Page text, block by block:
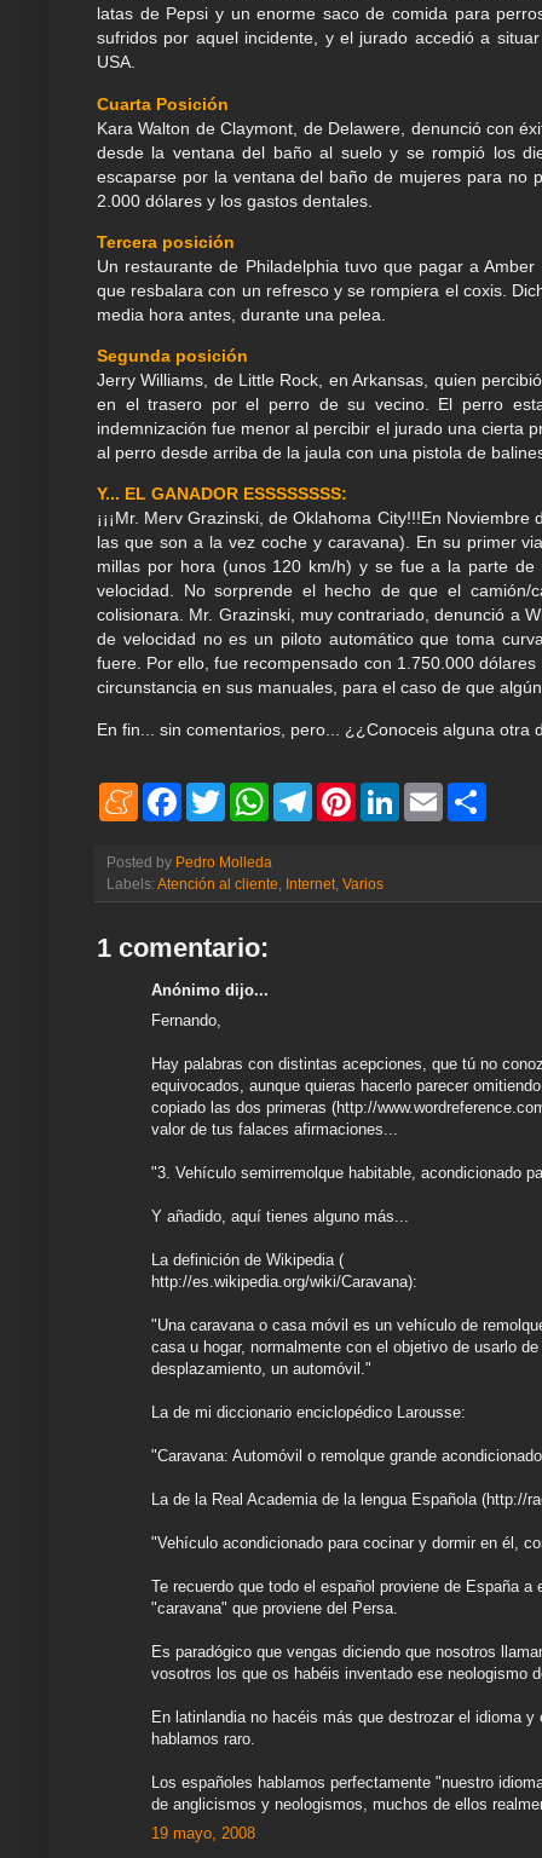
latas de Pepsi y un enorme saco de comida para
sufridos por aquel incidente, y el jurado accedió a
USA.
Cuarta Posición
Kara Walton de Claymont, de Delawere, denunció con
desde la ventana del baño al suelo y se rompió los
escaparse por la ventana del baño de mujeres para no
2.000 dólares y los gastos dentales.
Tercera posición
Un restaurante de Philadelphia tuvo que pagar a
que resbalara con un refresco y se rompiera el coxis.
media hora antes, durante una pelea.
Segunda posición
Jerry Williams, de Little Rock, en Arkansas, quien
en el trasero por el perro de su vecino. El perro
indemnización fue menor al percibir el jurado una cierta
al perro desde arriba de la jaula con una pistola de
Y... EL GANADOR ESSSSSSSS:
¡¡¡Mr. Merv Grazinski, de Oklahoma City!!!En
las que son a la vez coche y caravana). En su primer
millas por hora (unos 120 km/h) y se fue a la parte
velocidad. No sorprende el hecho de que el
colisionara. Mr. Grazinski, muy contrariado, denunció a
de velocidad no es un piloto automático que toma
fuere. Por ello, fue recompensado con 1.750.000
circunstancia en sus manuales, para el caso de que
En fin... sin comentarios, pero... ¿¿Conoceis alguna otra
M
a
m
e
F
b
o
o
T
w
t
e
r
W
s
A
p
T
r
a
P
r
e
L
I
E
Posted by Pedro Molleda
Labels: Atención al cliente Internet Varios
1 comentario:
Anónimo dijo...
Fernando,
Hay palabras con distintas acepciones, que tú no
equivocados, aunque quieras hacerlo parecer
copiado las dos primeras (http://
valor de tus falaces afirmaciones...
"3. Vehículo semirremolque habitable, acondicionado
Y añadido, aquí tienes alguno más...
La definición de Wikipedia (
http://es.wikipedia.org/wiki/Caravana):
"Una caravana o casa móvil es un vehículo de
casa u hogar, normalmente con el objetivo de usarlo
desplazamiento, un automóvil."
La de mi diccionario enciclopédico Larousse:
"Caravana: Automóvil o remolque grande
La de la Real Academia de la lengua Española (http://
"Vehículo acondicionado para cocinar y dormir en él,
Te recuerdo que todo el español proviene de España
"caravana" que proviene del Persa.
Es paradógico que vengas diciendo que nosotros
vosotros los que os habéis inventado ese neologismo
En latinlandia no hacéis más que destrozar el idioma
hablamos raro.
Los españoles hablamos perfectamente "nuestro
de anglicismos y neologismos, muchos de ellos
19 mayo, 2008